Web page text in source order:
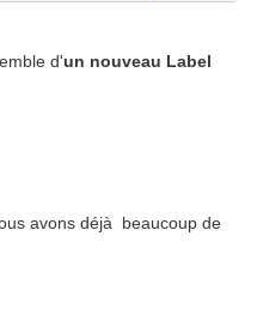
d'un nouveau Label
avons déjà beaucoup de